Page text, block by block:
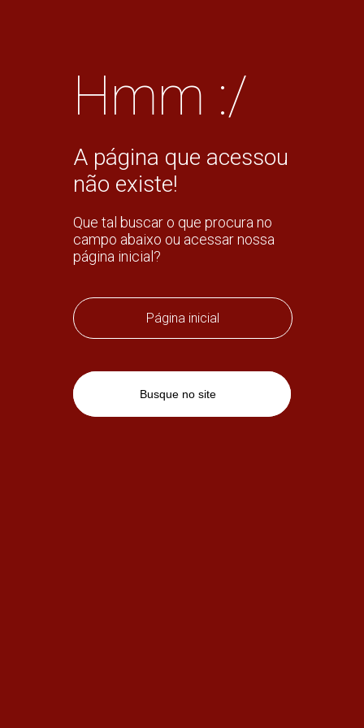
Hmm :/
A página que acessou
não existe!
Que tal buscar o que procura no
campo abaixo ou acessar nossa
página inicial?
Página inicial